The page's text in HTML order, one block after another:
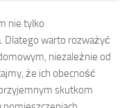
nie tylko
Dlatego warto rozważyć
niezależnie od
że ich obecność
skutkom